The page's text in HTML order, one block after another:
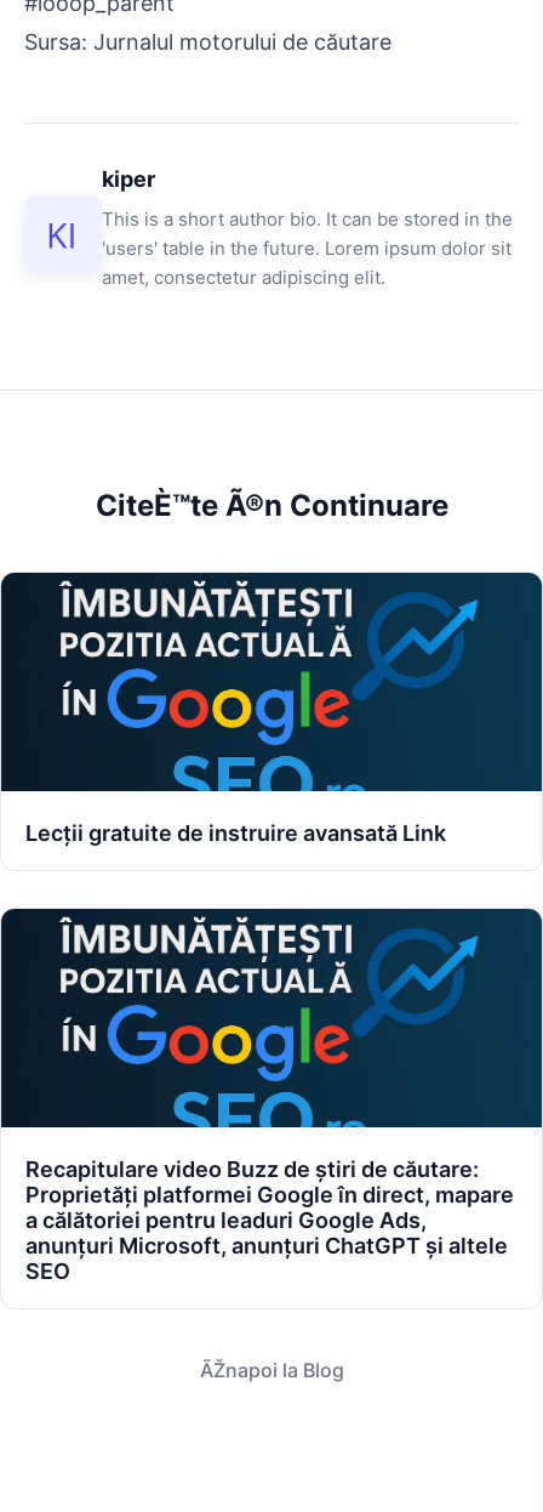
Sursa: Jurnalul motorului de căutare
kiper
This is a short author bio. It can be stored in the
'users' table in the future. Lorem ipsum dolor sit
amet, consectetur adipiscing elit.
CiteÈ™te Ã®n Continuare
Lecții gratuite de instruire avansată Link
Recapitulare video Buzz de știri de căutare:
Proprietăți platformei Google în direct, mapare
a călătoriei pentru leaduri Google Ads,
anunțuri Microsoft, anunțuri ChatGPT și altele
SEO
ÃŽnapoi la Blog